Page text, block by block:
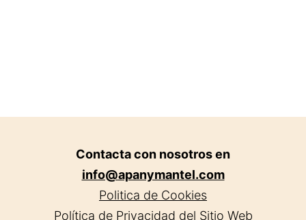
Contacta con nosotros en
info@apanymantel.com
Politica de Cookies
Política de Privacidad del Sitio Web